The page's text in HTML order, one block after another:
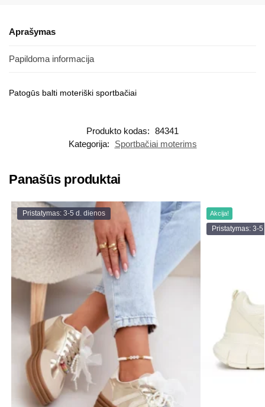
Aprašymas
Papildoma informacija
Patogūs balti moteriški sportbačiai
Produkto kodas: 84341
Kategorija:
Sportbačiai moterims
Panašūs produktai
Pristatymas: 3-5 d. dienos Akcija!
Pristatymas: 3-